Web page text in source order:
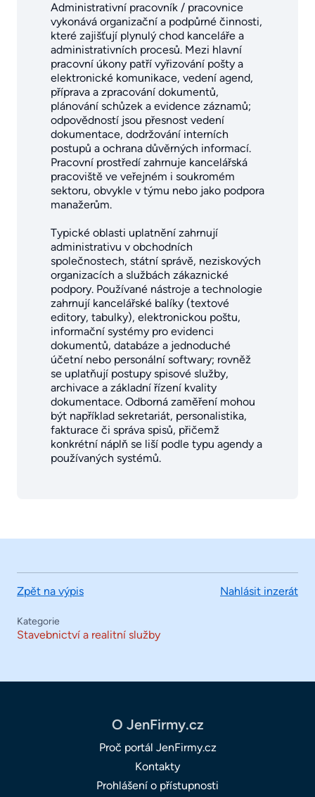
Administrativní pracovník / pracovnice
vykonává organizační a podpůrné činnosti,
které zajišťují plynulý chod kanceláře a
administrativních procesů. Mezi hlavní
pracovní úkony patří vyřizování pošty a
elektronické komunikace, vedení agend,
příprava a zpracování dokumentů,
plánování schůzek a evidence záznamů;
odpovědností jsou přesnost vedení
dokumentace, dodržování interních
postupů a ochrana důvěrných informací.
Pracovní prostředí zahrnuje kancelářská
pracoviště ve veřejném i soukromém
sektoru, obvykle v týmu nebo jako podpora
manažerům.
Typické oblasti uplatnění zahrnují
administrativu v obchodních
společnostech, státní správě, neziskových
organizacích a službách zákaznické
podpory. Používané nástroje a technologie
zahrnují kancelářské balíky (textové
editory, tabulky), elektronickou poštu,
informační systémy pro evidenci
dokumentů, databáze a jednoduché
účetní nebo personální softwary; rovněž
se uplatňují postupy spisové služby,
archivace a základní řízení kvality
dokumentace. Odborná zaměření mohou
být například sekretariát, personalistika,
fakturace či správa spisů, přičemž
konkrétní náplň se liší podle typu agendy a
používaných systémů.
Zpět na výpis Nahlásit inzerát
Kategorie
Stavebnictví a realitní služby
O JenFirmy.cz
Proč portál JenFirmy.cz
Kontakty
Prohlášení o přístupnosti